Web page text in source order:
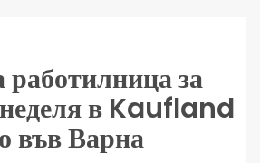
работилница за
неделя в Kaufland
във Варна